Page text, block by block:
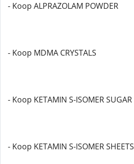
- Koop ALPRAZOLAM POWDER
- Koop MDMA CRYSTALS
- Koop KETAMIN S-ISOMER SUGAR
- Koop KETAMIN S-ISOMER SHEETS